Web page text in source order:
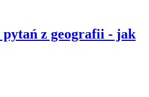
z geografii - jak